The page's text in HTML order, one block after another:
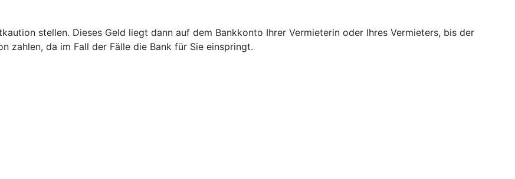
stellen. Dieses Geld liegt dann auf dem Bankkonto Ihrer Vermieterin oder Ihres Vermieters, bis der
zahlen, da im Fall der Fälle die Bank für Sie einspringt.